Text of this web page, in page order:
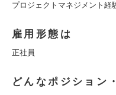
プロジェクトマネジメント経
雇用形態は
正社員
どんなポジション